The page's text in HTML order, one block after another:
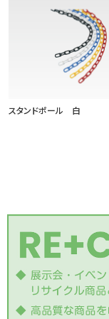
スタンドポール 白